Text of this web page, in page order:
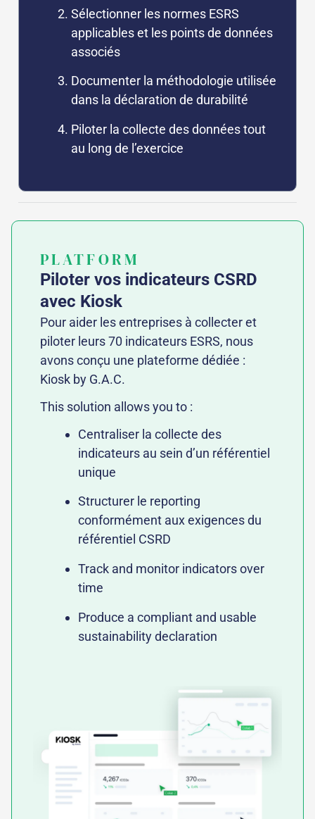
Sélectionner les normes ESRS
applicables et les points de données
associés
Documenter la méthodologie utilisée
dans la déclaration de durabilité
Piloter la collecte des données tout
au long de l’exercice
PLATFORM
Piloter vos indicateurs CSRD
avec Kiosk
Pour aider les entreprises à collecter et
piloter leurs 70 indicateurs ESRS, nous
avons conçu une plateforme dédiée :
Kiosk by G.A.C.
This solution allows you to :
Centraliser la collecte des
indicateurs au sein d’un référentiel
unique
Structurer le reporting
conformément aux exigences du
référentiel CSRD
Track and monitor indicators over
time
Produce a compliant and usable
sustainability declaration